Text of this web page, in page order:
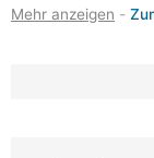
direkt an – wir
-